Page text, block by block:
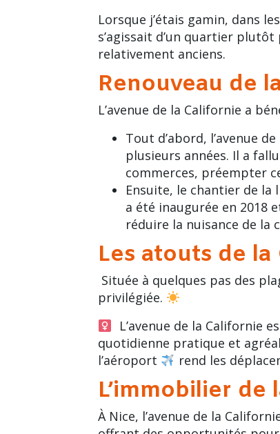
Lorsque j’étais gamin, dans
s’agissait d’un quartier
relativement anciens.
Renouveau de
L’avenue de la Californie a
Tout d’abord, l’avenue
plusieurs années. Il a
commerces, préempter
Ensuite, le chantier de la
a été inaugurée en 2018
réduire la nuisance de
Les atouts de
Située à quelques pas des
privilégiée.
L’avenue de la Californie
quotidienne pratique et
l’aéroport
rend les
L’immobilier de
À Nice, l’avenue de la